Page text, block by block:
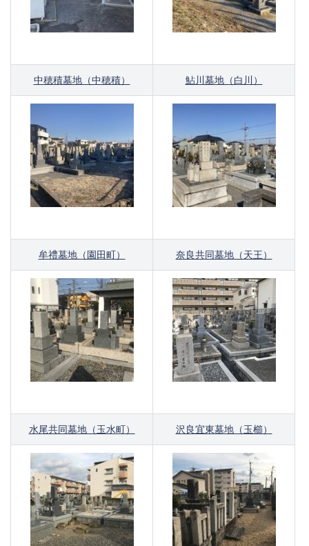
中穂積墓地（中穂積） 鮎川墓地（白川）
牟禮墓地（園田町） 奈良共同墓地（天王）
水尾共同墓地（玉水町） 沢良宜東墓地（玉櫛）